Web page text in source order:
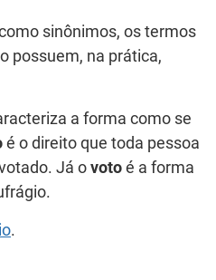
sinônimos, os termos
possuem, na prática,
a forma como se
é o direito que toda pessoa
Já ovoto é a forma
.